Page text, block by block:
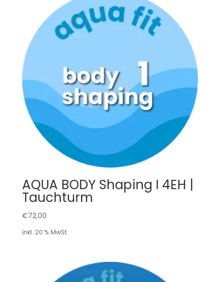
AQUA BODY Shaping I 4EH |
Tauchturm
€72,00
inkl. 20 % MwSt.